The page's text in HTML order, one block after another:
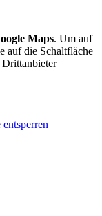
Maps. Um auf
auf die Schaltfläche
Drittanbieter